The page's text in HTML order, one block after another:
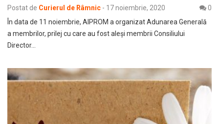
Postat de Curierul de Râmnic - 17 noiembrie, 2020
0
În data de 11 noiembrie, AIPROM a organizat Adunarea Generală
a membrilor, prilej cu care au fost aleși membrii Consiliului
Director…